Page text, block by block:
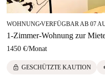
WOHNUNG■VERFÜGBAR AB 07
1-Zimmer-Wohnung zur
1450 €/Monat
lock GESCHÜTZTE KAUTION